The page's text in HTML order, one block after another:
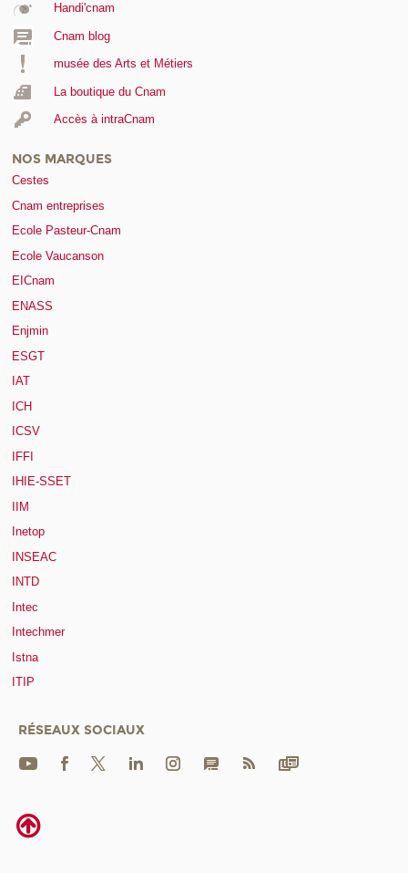
Handi'cnam
Cnam blog
musée des Arts et Métiers
La boutique du Cnam
Accès à intraCnam
NOS MARQUES
Cestes
Cnam entreprises
Ecole Pasteur-Cnam
Ecole Vaucanson
EICnam
ENASS
Enjmin
ESGT
IAT
ICH
ICSV
IFFI
IHIE-SSET
IIM
Inetop
INSEAC
INTD
Intec
Intechmer
Istna
ITIP
RÉSEAUX SOCIAUX